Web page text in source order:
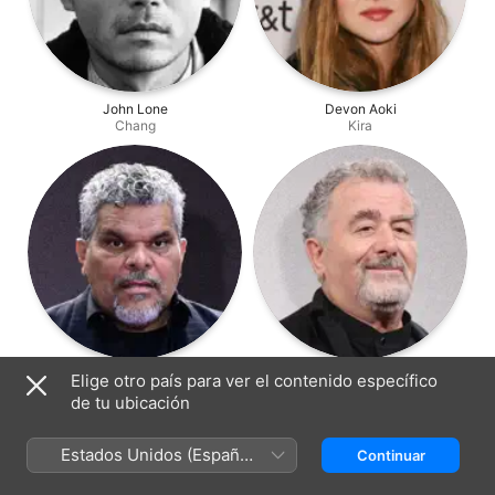
John Lone
Chang
Devon Aoki
Kira
Luis Guzman
Benny
Saul Rubinek
Dr. Sherman
Elige otro país para ver el contenido específico
de tu ubicación
Estados Unidos (Español
México)
Continuar